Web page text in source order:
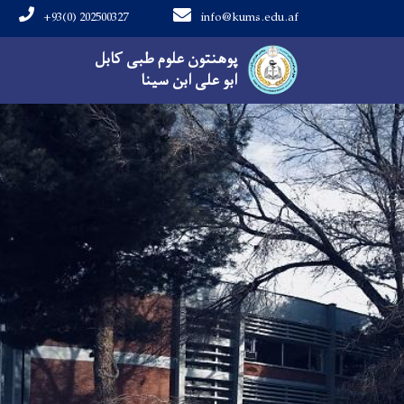
پوهنتون علوم طبی کابل
ابو علی ابن سینا
info@kums.edu.af
+93(0) 202500327
Main navigation
پوهنتون علوم طبی کابل
ابو علی ابن سینا